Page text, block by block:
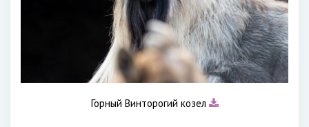
Горный Винторогий козел